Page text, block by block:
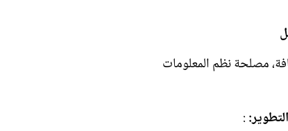
مصلحة نظم المعلومات
: